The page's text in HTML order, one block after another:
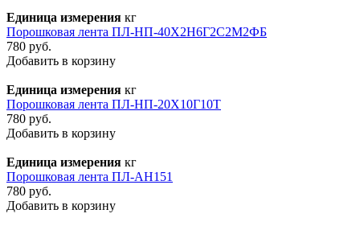
Единица измерения кг
Порошковая лента ПЛ-НП-40Х2Н6Г2С2М2ФБ
780 руб.
Добавить в корзину
Единица измерения кг
Порошковая лента ПЛ-НП-20Х10Г10Т
780 руб.
Добавить в корзину
Единица измерения кг
Порошковая лента ПЛ-АН151
780 руб.
Добавить в корзину